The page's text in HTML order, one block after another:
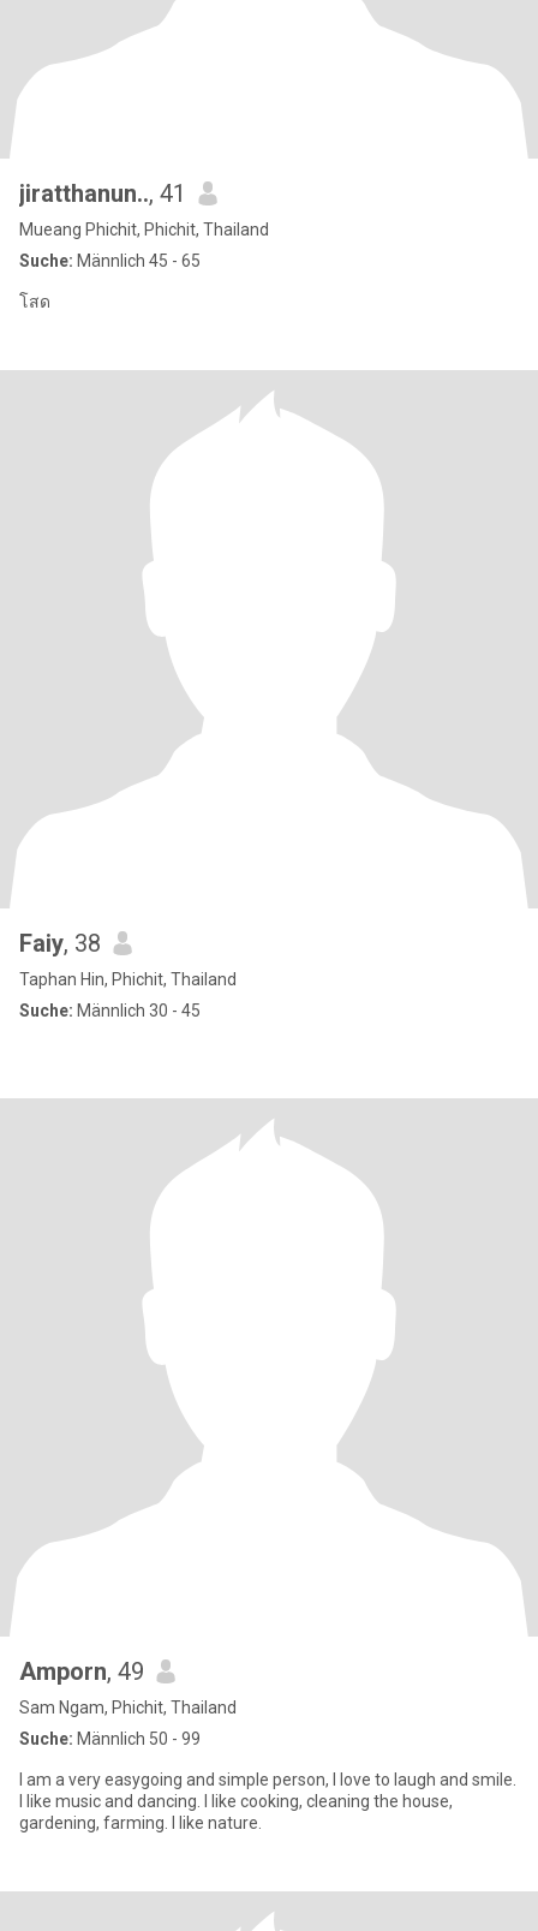
jiratthanun.., 41
Mueang Phichit, Phichit, Thailand
Suche: Männlich 45 - 65
โสด
Faiy, 38
Taphan Hin, Phichit, Thailand
Suche: Männlich 30 - 45
Amporn, 49
Sam Ngam, Phichit, Thailand
Suche: Männlich 50 - 99
I am a very easygoing and simple person, I love to laugh and smile.
I like music and dancing. I like cooking, cleaning the house,
gardening, farming. I like nature.